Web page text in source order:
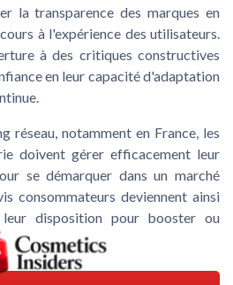
la transparence des marques en
à l'expérience des utilisateurs.
à des critiques constructives
en leur capacité d'adaptation
réseau, notamment en France, les
doivent gérer efficacement leur
se démarquer dans un marché
consommateurs deviennent ainsi
disposition pour booster ou